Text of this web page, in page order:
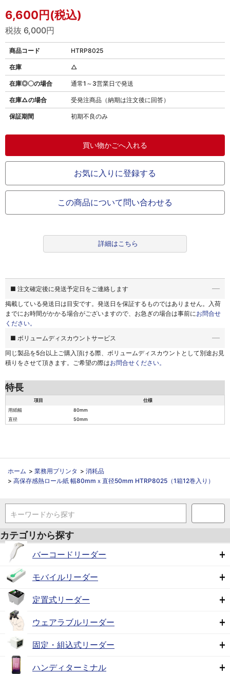
6,600円(税込)
税抜 6,000円
商品コード HTRP8025
在庫◎〇の場合 通常1～3営業日で発送
在庫△の場合 受発注商品（納期は注文後に回答）
保証期間 初期不良のみ
在庫 △
お気に入りに登録する
この商品について問い合わせる
詳細はこちら
■ 注文確定後に発送予定日をご連絡します
掲載している発送日は目安です。 発送日を保証するものではありません。
入荷
までにお時間がかかる場合がございますので、お急ぎの場合は事前にお問合せ
ください。
■ ボリュームディスカウントサービス
同じ製品を5台以上ご購入頂ける際、 ボリュームディスカウントとして別途お見
積りをさせて頂きます。ご希望の際はお問合せください。
特長
項目
仕様
用紙幅
80mm
直径
50mm
ホーム > 業務用プリンタ > 消耗品
> 高保存感熱ロール紙 幅80mmｘ直径50mm HTRP8025（1箱12巻入り）
キーワードから探す
カテゴリから探す
バーコードリーダー
モバイルリーダー
定置式リーダー
ウェアラブルリーダー
固定・組込式リーダー
ハンディターミナル